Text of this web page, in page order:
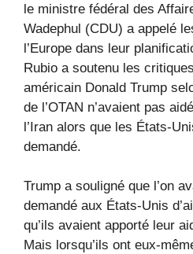
le ministre fédéral des
Wadephul (CDU) a appelé
l’Europe dans leur
Rubio a soutenu les
américain Donald Trump
de l’OTAN n’avaient pas
l’Iran alors que les États-
demandé.
Trump a souligné que l’on
demandé aux États-Unis
qu’ils avaient apporté leur
Mais lorsqu’ils ont eux-